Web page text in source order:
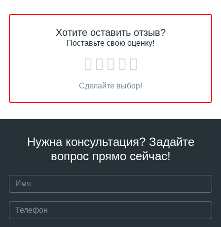
Хотите оставить отзыв?
Поставьте свою оценку!
Сделайте выбор!
Нужна консультация? Задайте
вопрос прямо сейчас!